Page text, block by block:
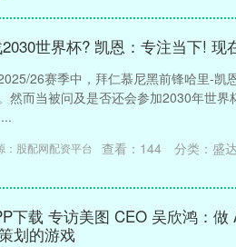
世界杯? 凯恩：专注当下! 现
26赛季中，拜仁慕尼黑前锋哈里-凯
然而当被问及是否还会参加2030年世界
：股配网配资平台 查看： 144 分类： 盛
下载 专访美图 CEO 吴欣鸿：做
划的游戏